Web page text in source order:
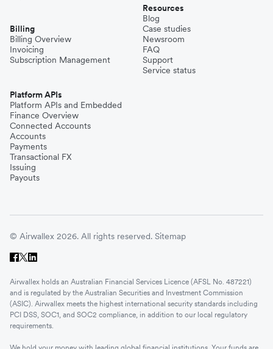
Billing
Billing Overview
Invoicing
Subscription Management
Platform APIs
Platform APIs and Embedded
Finance Overview
Connected Accounts
Accounts
Payments
Transactional FX
Issuing
Payouts
Resources
Blog
Case studies
Newsroom
FAQ
Support
Service status
© Airwallex 2026. All rights reserved. Sitemap
Airwallex holds an Australian Financial Services Licence (AFSL No. 487221)
and is regulated by the Australian Securities and Investment Commission
(ASIC). Airwallex meets the highest international security standards including
PCI DSS, SOC1, and SOC2 compliance, in addition to our local regulatory
requirements.